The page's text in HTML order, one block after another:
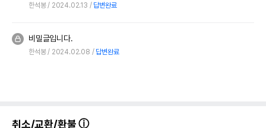
한석봉 2024.02.13 답변완료
비밀글입니다.
한석봉 2024.02.08 답변완료
취소/교환/환불